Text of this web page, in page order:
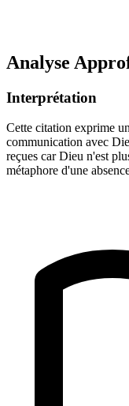
Analyse
Interprétation
Cette citation exprime
communication avec
reçues car Dieu n'est
métaphore d'une